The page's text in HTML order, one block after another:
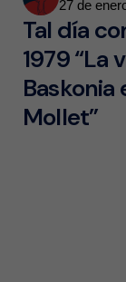
by
27 de
Tal día
1979 “La
Baskonia
Mollet”